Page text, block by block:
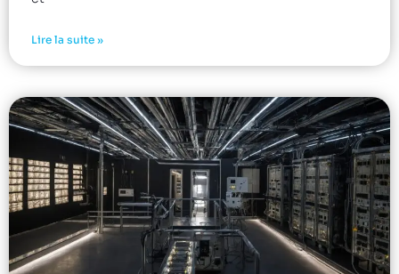
Lire la suite »